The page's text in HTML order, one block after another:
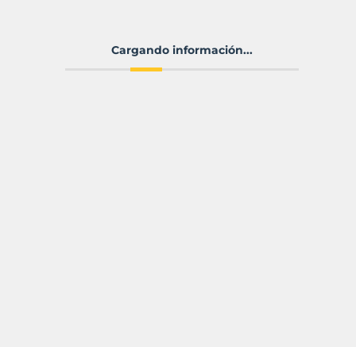
Cargando información...